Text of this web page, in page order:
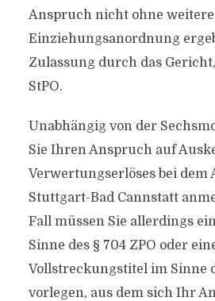
Anspruch nicht ohne
Einziehungsanordnung
Zulassung durch das Gericht,
StPO.
Unabhängig von der
Sie Ihren Anspruch auf
Verwertungserlöses bei dem
Stuttgart-Bad Cannstatt
Fall müssen Sie allerdings
Sinne des § 704 ZPO oder
Vollstreckungstitel im Sinne
vorlegen, aus dem sich Ihr